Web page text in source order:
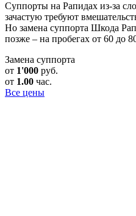
Суппорты на Рапидах из-за
зачастую требуют
Но замена суппорта Шкода
позже – на пробегах от 60 до
Замена суппорта
от 1'000 руб.
от 1.00 час.
Все цены